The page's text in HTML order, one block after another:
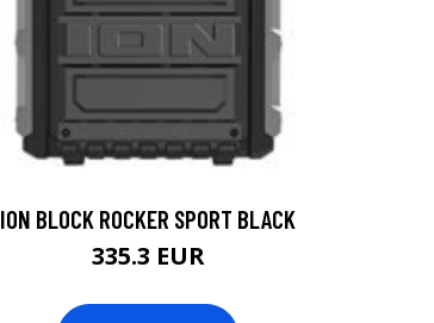
ION BLOCK ROCKER SPORT BLACK
335.3 EUR